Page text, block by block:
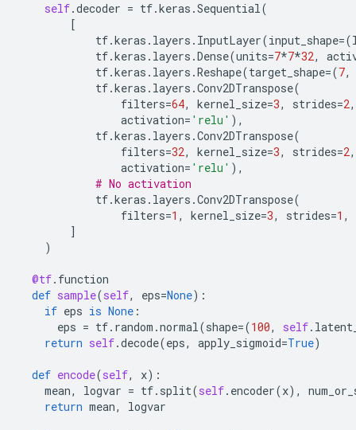
self.decoder = tf.keras .Sequential(
[
tf.keras . layers . InputLayer(input_shape=(
tf.keras . layers .Dense(units=7*7*32,
tf.keras . layers .Reshape(target_shape=(7,
tf.keras . layers .Conv2DTranspose(
filters=64, kernel_size=3, strides=2,
activation= 'relu' ),
tf.keras . layers .Conv2DTranspose(
filters=32, kernel_size=3, strides=2,
activation= 'relu' ),
# No activation
tf.keras . layers .Conv2DTranspose(
filters=1 , kernel_size=3, strides=1 ,
]
)
@tf. function
def sample(self, eps=None):
if eps is None :
eps = tf. random .normal(shape=(100, self.
return self.decode(eps, apply_sigmoid=True)
def encode(self, x):
mean, logvar = tf. split(self. encoder(x),
return mean, logvar